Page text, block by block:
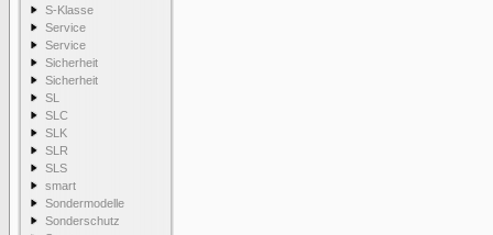
S-Klasse
Service
Service
Sicherheit
Sicherheit
SL
SLC
SLK
SLR
SLS
smart
Sondermodelle
Sonderschutz